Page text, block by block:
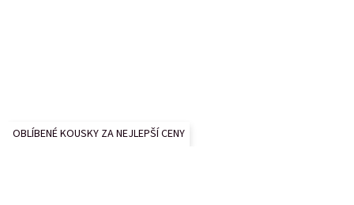
OBLÍBENÉ KOUSKY ZA NEJLEPŠÍ CENY